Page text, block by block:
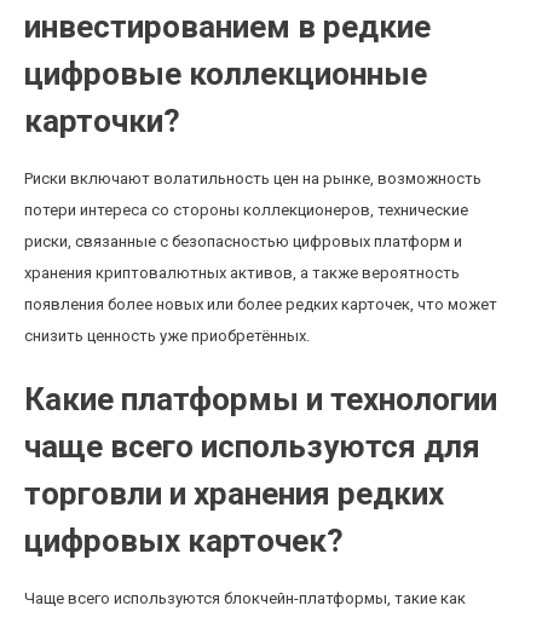
инвестированием в редкие
цифровые коллекционные
карточки?
Риски включают волатильность цен на рынке, возможность
потери интереса со стороны коллекционеров, технические
риски, связанные с безопасностью цифровых платформ и
хранения криптовалютных активов, а также вероятность
появления более новых или более редких карточек, что может
снизить ценность уже приобретённых.
Какие платформы и технологии
чаще всего используются для
торговли и хранения редких
цифровых карточек?
Чаще всего используются блокчейн-платформы, такие как